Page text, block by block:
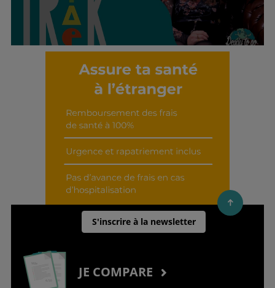
Découvrir cet interview
S'inscrire à la newsletter
JE COMPARE